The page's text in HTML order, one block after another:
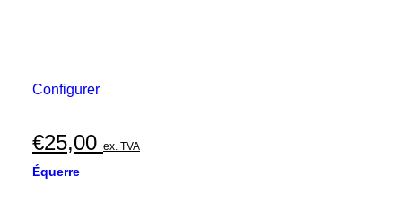
Configurer
€25,00 ex. TVA
Équerre